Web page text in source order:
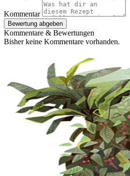
Kommentar
Bewertung abgeben
Kommentare & Bewertungen
Bisher keine Kommentare vorhanden.